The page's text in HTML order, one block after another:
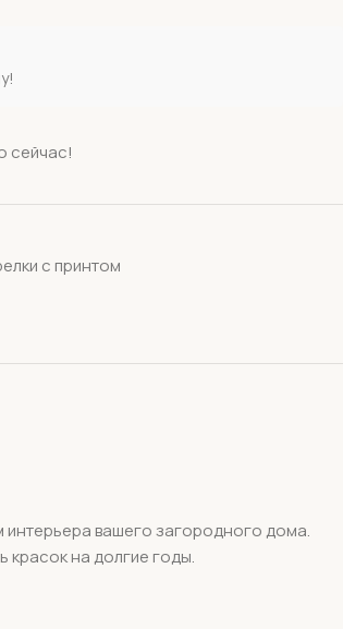
сейчас!
с принтом
интерьера вашего загородного дома.
красок на долгие годы.